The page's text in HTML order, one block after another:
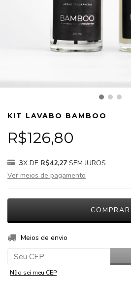
KIT LAVABO BAMBOO
R$126,80
3X DE R$42,27 SEM JUROS
Ver meios de pagamento
Entregas para o CEP:
Meios de envio
Não sei meu CEP